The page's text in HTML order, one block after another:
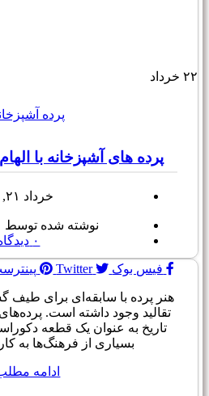
۲۲ خرداد
پرده
پرده های آشپزخانه با
خرداد ۲۱, ۱۴۰۲
نوشته شده توسط
۰
فیس بوک Twitter
هنر پرده با سابقه‌ای برای طیف
تقالید وجود داشته است.
تاریخ به عنوان یک قطعه
بسیاری از فرهنگ‌ها به
ادامه